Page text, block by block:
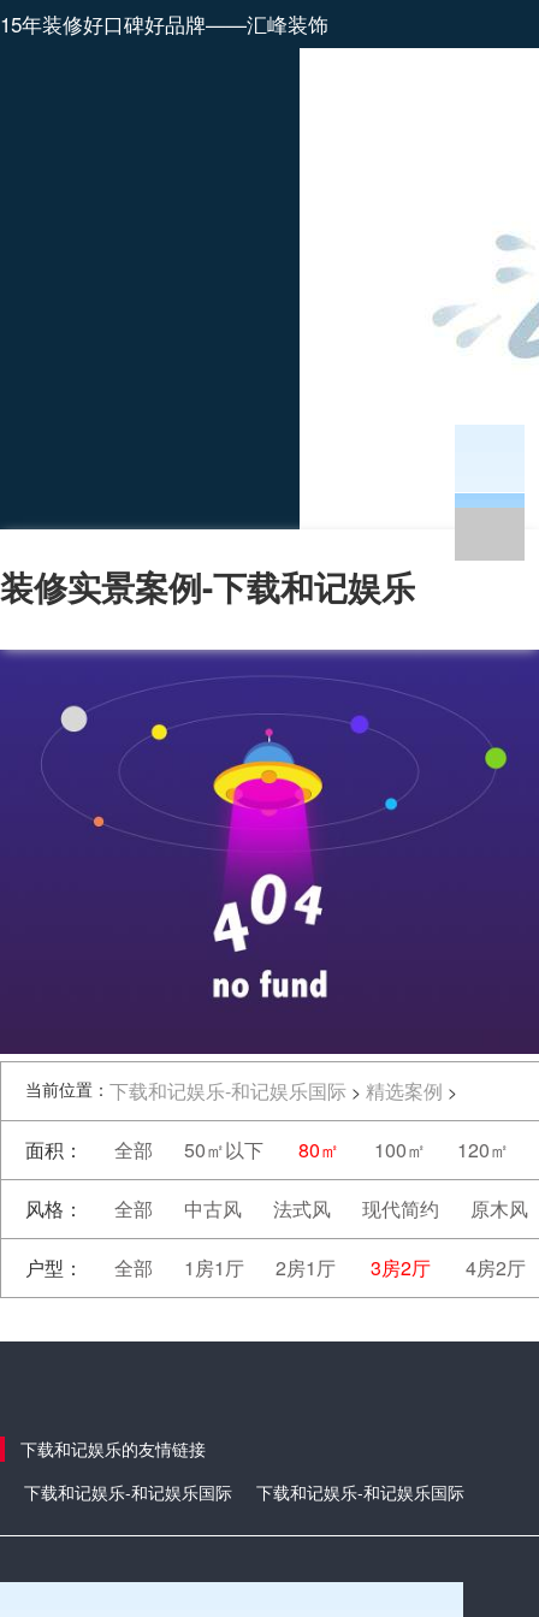
15年装修好口碑好品牌——汇峰装饰
装修实景案例-下载和记娱乐
当前位置： 下载和记娱乐-和记娱乐国际 > 精选案例 >
面积： 全部 50㎡以下 80㎡ 100㎡ 120㎡
风格： 全部 中古风 法式风 现代简约 原木风
户型： 全部 1房1厅 2房1厅 3房2厅 4房2厅
下载和记娱乐的友情链接
下载和记娱乐-和记娱乐国际
下载和记娱乐-和记娱乐国际